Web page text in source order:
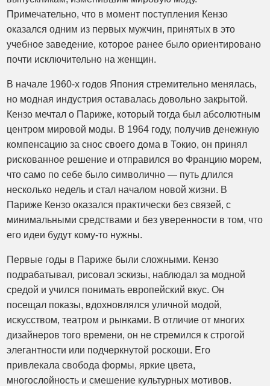
Примечательно, что в момент поступления Кензо
оказался одним из первых мужчин, принятых в это
учебное заведение, которое ранее было ориентировано
почти исключительно на женщин.
В начале 1960-х годов Япония стремительно менялась,
но модная индустрия оставалась довольно закрытой.
Кензо мечтал о Париже, который тогда был абсолютным
центром мировой моды. В 1964 году, получив денежную
компенсацию за снос своего дома в Токио, он принял
рискованное решение и отправился во Францию морем,
что само по себе было символично — путь длился
несколько недель и стал началом новой жизни. В
Париже Кензо оказался практически без связей, с
минимальными средствами и без уверенности в том, что
его идеи будут кому-то нужны.
Первые годы в Париже были сложными. Кензо
подрабатывал, рисовал эскизы, наблюдал за модной
средой и учился понимать европейский вкус. Он
посещал показы, вдохновлялся уличной модой,
искусством, театром и рынками. В отличие от многих
дизайнеров того времени, он не стремился к строгой
элегантности или подчеркнутой роскоши. Его
привлекала свобода формы, яркие цвета,
многослойность и смешение культурных мотивов.